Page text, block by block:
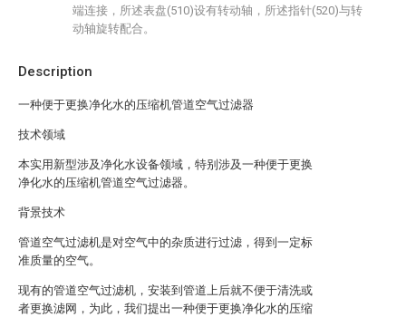
Description
一种便于更换净化水的压缩机管道空气过滤器
技术领域
本实用新型涉及净化水设备领域，特别涉及一种便于更换
净化水的压缩机管道空气过滤器。
背景技术
管道空气过滤机是对空气中的杂质进行过滤，得到一定标
准质量的空气。
现有的管道空气过滤机，安装到管道上后就不便于清洗或
者更换滤网，为此，我们提出一种便于更换净化水的压缩
端连接，所述表盘(510)设有转动轴，所述指针(520)与转
动轴旋转配合。